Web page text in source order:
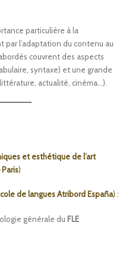
particulière à la
par l’adaptation du contenu au
couvrent des aspects
syntaxe) et une grande
actualité, cinéma…).
et esthétique de l’art
)
de langues Atribord España) :
générale du FLE